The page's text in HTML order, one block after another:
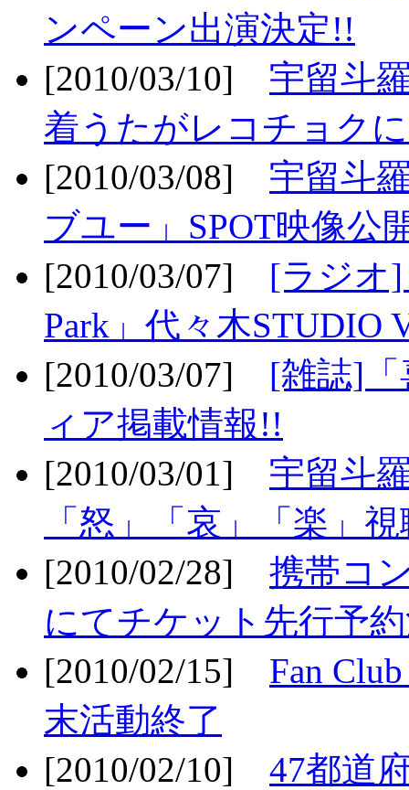
ンペーン出演決定!!
[2010/03/10] 宇留斗
着うたがレコチョク
[2010/03/08] 宇留斗
ブユー」SPOT映像公
[2010/03/07] [ラジオ]
Park」代々木STUDIO
[2010/03/07] [雑誌]「
ィア掲載情報!!
[2010/03/01] 宇留斗
「怒」「哀」「楽」
[2010/02/28] 携帯コ
にてチケット先行予
[2010/02/15] Fan
末活動終了
[2010/02/10] 47都道